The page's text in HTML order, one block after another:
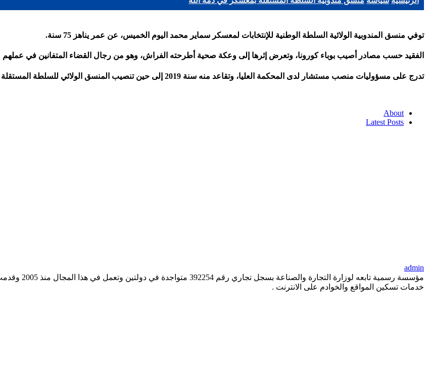
توفي منسق المندوبية الولائية السلطة الوطنية للإنتخابات لمعسكر سماير محمد اليوم الخميس، عن عمر يناهز 75 سنة.
الفقيد حسب مصادر أصيب بوباء كورونا، وتعرض إثرها إلى وعكة صحية أطرحته الفراش، وهو من رجال القضاء المتفانين في عملهم
تدرج على مسؤوليات منصب مستشار لدى المحكمة العليا، وتقاعد منه سنة 2019 إلى حين تنصيب المنسق الولائي للسلطة المستقلة لتنظيم الانتخابات، شهر مارس المنصرم.
About
Latest Posts
admin
مؤسسة رسمية
خدمات تسكين المواقع والخوادم على الانترنت .